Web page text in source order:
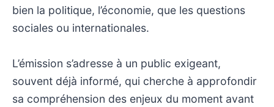
bien la politique, l’économie, que les questions
sociales ou internationales.
L’émission s’adresse à un public exigeant,
souvent déjà informé, qui cherche à approfondir
sa compréhension des enjeux du moment avant